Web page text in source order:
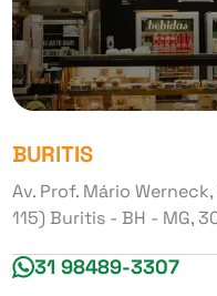
BURITIS
Av. Prof. Mário
115) Buritis - BH - MG,
31 98489-3307